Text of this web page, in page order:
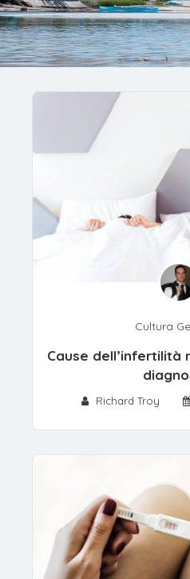
Cultura
Cause dell’infertilità
Richard Troy